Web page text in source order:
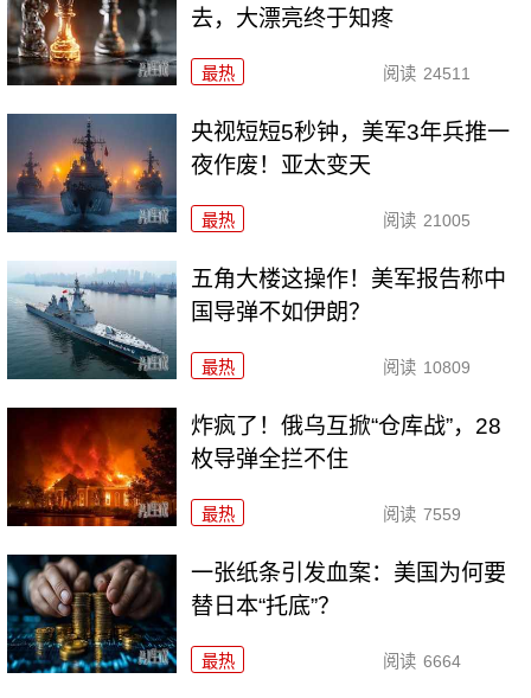
去，大漂亮终于知疼
最热 阅读 24511
央视短短5秒钟，美军3年兵推一
夜作废！亚太变天
最热 阅读 21005
五角大楼这操作！美军报告称中
国导弹不如伊朗？
最热 阅读 10809
炸疯了！俄乌互掀“仓库战”，28
枚导弹全拦不住
最热 阅读 7559
一张纸条引发血案：美国为何要
替日本“托底”？
最热 阅读 6664